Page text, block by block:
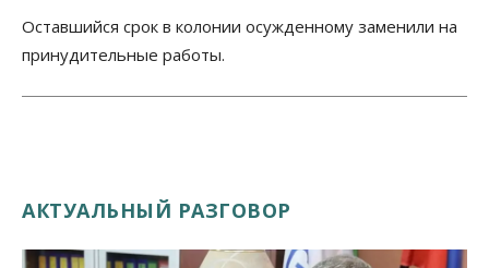
Оставшийся срок в колонии осужденному заменили на
принудительные работы.
АКТУАЛЬНЫЙ РАЗГОВОР